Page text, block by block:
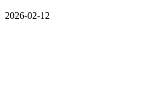
2026-02-12